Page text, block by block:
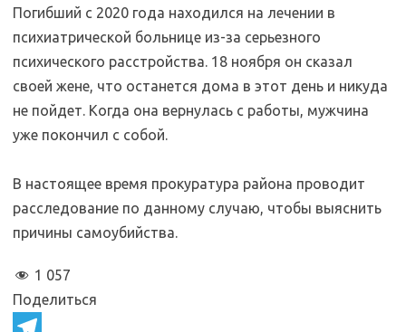
Погибший с 2020 года находился на лечении в
психиатрической больнице из-за серьезного
психического расстройства. 18 ноября он сказал
своей жене, что останется дома в этот день и никуда
не пойдет. Когда она вернулась с работы, мужчина
уже покончил с собой.
В настоящее время прокуратура района проводит
расследование по данному случаю, чтобы выяснить
причины самоубийства.
1 057
Поделиться